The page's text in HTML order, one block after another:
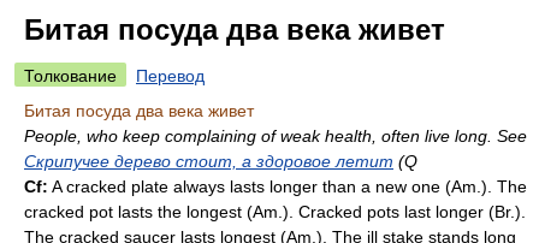
Битая посуда два века живет
Толкование
Перевод
Битая посуда два века живет
People, who keep complaining of weak health, often live long. See
Скрипучее дерево стоит, а здоровое летит (Q
Cf: A cracked plate always lasts longer than a new one (Am. ). The
cracked pot lasts the longest (Am. ). Cracked pots last longer (Br.).
The cracked saucer lasts longest (Am. ). The ill stake stands long